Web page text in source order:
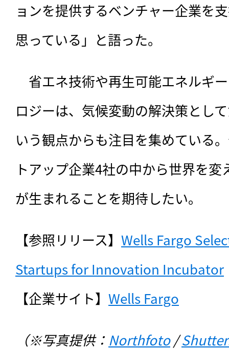
ョンを提供するベンチャー企業を
思っている」と語った。
省エネ技術や再生可能エネルギ
ロジーは、気候変動の解決策とし
いう観点からも注目を集めている
トアップ企業4社の中から世界を
が生まれることを期待したい。
【参照リリース】 Wells Fargo
Startups for Innovation Incubator
【企業サイト】 Wells Fargo
（※写真提供： Northfoto /